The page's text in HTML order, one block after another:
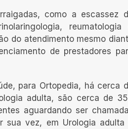
como a escassez
reumatologia
do atendimento mesmo
de prestadores
para Ortopedia, há cerca
adulta, são cerca de
aguardando ser
sua vez, em Urologia adulta